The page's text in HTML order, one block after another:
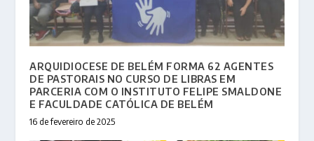
ARQUIDIOCESE DE BELÉM FORMA 62 AGENTES
DE PASTORAIS NO CURSO DE LIBRAS EM
PARCERIA COM O INSTITUTO FELIPE SMALDONE
E FACULDADE CATÓLICA DE BELÉM
16 de fevereiro de 2025